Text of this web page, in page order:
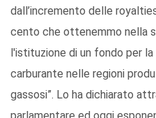
dall’incremento delle
cento che ottenemmo nella
l'istituzione di un fondo per
carburante nelle regioni
gassosi”. Lo ha dichiarato